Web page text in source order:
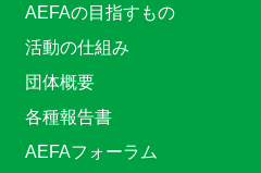
AEFAの目指すもの
活動の仕組み
団体概要
各種報告書
AEFAフォーラム